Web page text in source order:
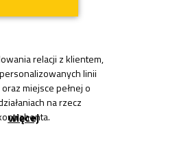
relacji z klientem,
linii
miejsce pełnej o
na rzecz
więcej